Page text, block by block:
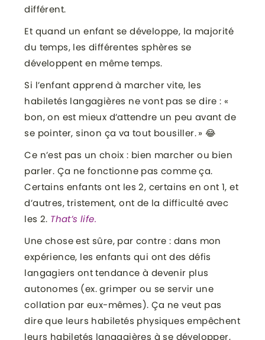
différent.
Et quand un enfant se développe, la majorité
du temps, les différentes sphères se
développent en même temps.
Si l’enfant apprend à marcher vite, les
habiletés langagières ne vont pas se dire : «
bon, on est mieux d’attendre un peu avant de
se pointer, sinon ça va tout bousiller. » 😂
Ce n’est pas un choix : bien marcher ou bien
parler. Ça ne fonctionne pas comme ça.
Certains enfants ont les 2, certains en ont 1, et
d’autres, tristement, ont de la difficulté avec
les 2. That’s life.
Une chose est sûre, par contre : dans mon
expérience, les enfants qui ont des défis
langagiers ont tendance à devenir plus
autonomes (ex. grimper ou se servir une
collation par eux-mêmes). Ça ne veut pas
dire que leurs habiletés physiques empêchent
leurs habiletés langagières à se développer,